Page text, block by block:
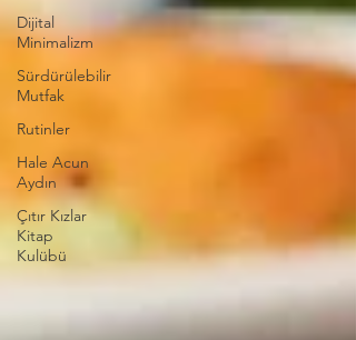
Dijital
Minimalizm
Sürdürülebilir
Mutfak
Rutinler
Hale Acun
Aydın
Çıtır Kızlar
Kitap
Kulübü